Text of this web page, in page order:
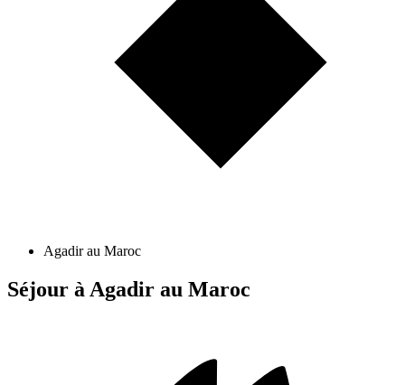
Agadir au Maroc
Séjour à Agadir au Maroc